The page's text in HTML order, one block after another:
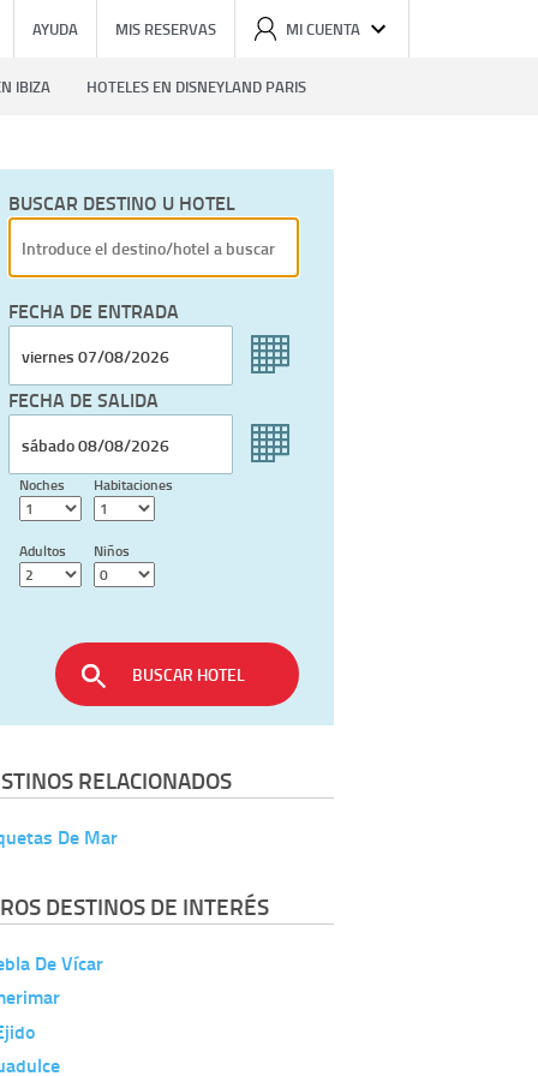
AYUDA MIS RESERVAS MI CUENTA
IBIZA HOTELES EN DISNEYLAND PARIS
BUSCAR DESTINO U HOTEL
FECHA DE ENTRADA
FECHA DE SALIDA
Noches Habitaciones
Adultos Niños
BUSCAR HOTEL
RELACIONADOS
De Mar
DESTINOS DE INTERÉS
De Vícar